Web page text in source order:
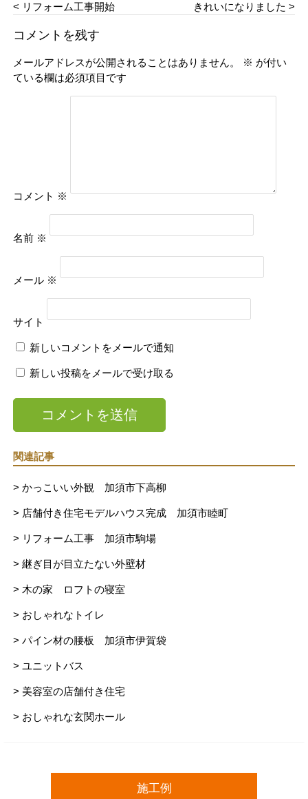
< リフォーム工事開始 きれいになりました >
コメントを残す
メールアドレスが公開されることはありません。 ※ が付い
ている欄は必須項目です
コメント ※
名前 ※
メール ※
サイト
新しいコメントをメールで通知
新しい投稿をメールで受け取る
関連記事
> かっこいい外観 加須市下高柳
> 店舗付き住宅モデルハウス完成 加須市睦町
> リフォーム工事 加須市駒場
> 継ぎ目が目立たない外壁材
> 木の家 ロフトの寝室
> おしゃれなトイレ
> パイン材の腰板 加須市伊賀袋
> ユニットバス
> 美容室の店舗付き住宅
> おしゃれな玄関ホール
施工例